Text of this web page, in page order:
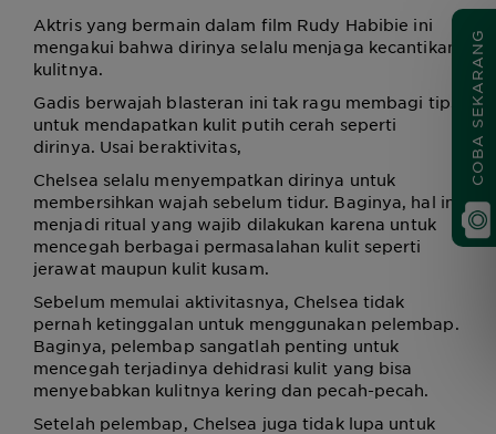
Aktris yang bermain dalam film Rudy Habibie ini
mengakui bahwa dirinya selalu menjaga kecantikan
kulitnya.
Gadis berwajah blasteran ini tak ragu membagi tips
untuk mendapatkan kulit putih cerah seperti
dirinya. Usai beraktivitas,
Chelsea selalu menyempatkan dirinya untuk
membersihkan wajah sebelum tidur. Baginya, hal ini
menjadi ritual yang wajib dilakukan karena untuk
mencegah berbagai permasalahan kulit seperti
jerawat maupun kulit kusam.
Sebelum memulai aktivitasnya, Chelsea tidak
pernah ketinggalan untuk menggunakan pelembap.
Baginya, pelembap sangatlah penting untuk
mencegah terjadinya dehidrasi kulit yang bisa
menyebabkan kulitnya kering dan pecah-pecah.
Setelah pelembap, Chelsea juga tidak lupa untuk
COBA SEKARANG